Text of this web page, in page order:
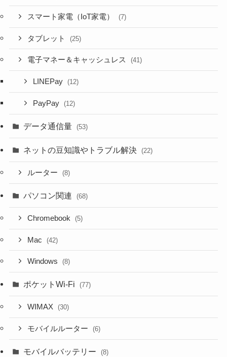
スマート家電（IoT家電） (7)
タブレット (25)
電子マネー＆キャッシュレス (41)
LINEPay (12)
PayPay (12)
データ通信量 (53)
ネットの豆知識やトラブル解決 (22)
ルーター (8)
パソコン関連 (68)
Chromebook (5)
Mac (42)
Windows (8)
ポケットWi-Fi (77)
WIMAX (30)
モバイルルーター (6)
モバイルバッテリー (8)